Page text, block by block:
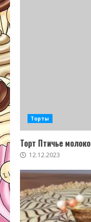
Торты
Торт Птичье молоко
12.12.2023